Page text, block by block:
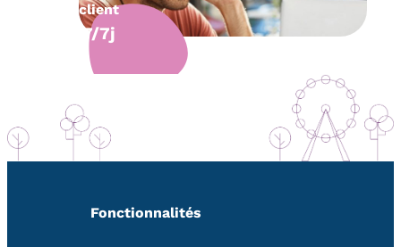
client
7/7j
Fonctionnalités